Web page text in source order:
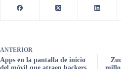
ANTERIOR
Apps en la pantalla de inicio